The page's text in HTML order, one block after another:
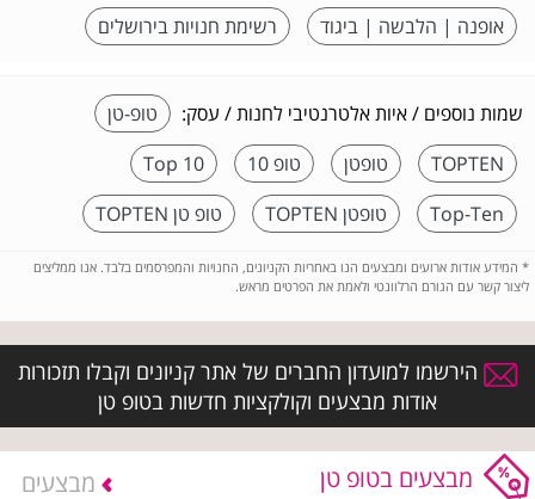
אופנה | הלבשה | ביגוד
רשימת חנויות בירושלים
שמות נוספים / איות אלטרנטיבי לחנות / עסק:
טופ-טן
TOPTEN
טופטן טופ 10
Top 10
Top-Ten
טופטן TOPTEN טופ טן TOPTEN
* המידע אודות ארועים ומבצעים הנו באחריות הקניונים, החנויות והמפרסמים בלבד. אנו ממליצים
ליצור קשר עם הגורם הרלוונטי ולאמת את הפרטים מראש.
הירשמו למועדון החברים של אתר קניונים וקבלו תזכורות
אודות מבצעים וקולקציות חדשות בטופ טן
מבצעים בטופ טן מבצעים